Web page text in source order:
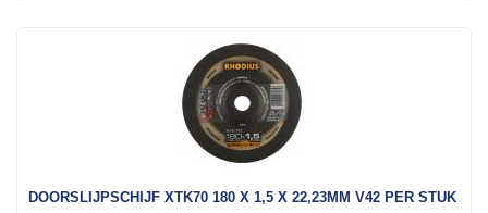
DOORSLIJPSCHIJF XTK70 180 X 1,5 X 22,23MM V42 PER STUK